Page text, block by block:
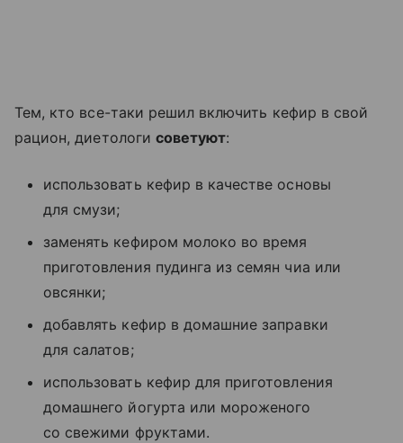
Тем, кто все-таки решил включить кефир в свой
рацион, диетологи советуют:
использовать кефир в качестве основы
для смузи;
заменять кефиром молоко во время
приготовления пудинга из семян чиа или
овсянки;
добавлять кефир в домашние заправки
для салатов;
использовать кефир для приготовления
домашнего йогурта или мороженого
со свежими фруктами.